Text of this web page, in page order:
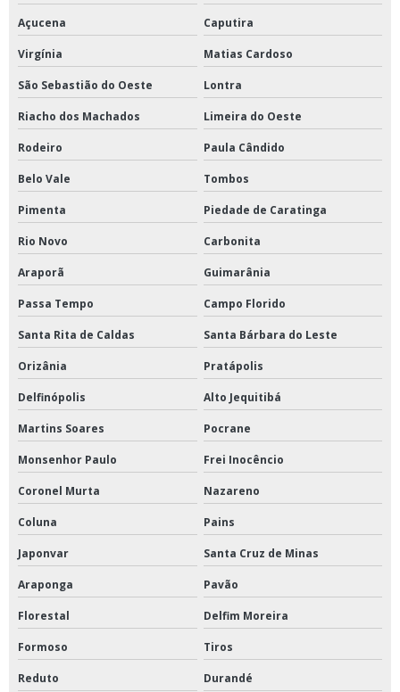
Açucena Caputira
Virgínia Matias Cardoso
São Sebastião do Oeste Lontra
Riacho dos Machados Limeira do Oeste
Rodeiro Paula Cândido
Belo Vale Tombos
Pimenta Piedade de Caratinga
Rio Novo Carbonita
Araporã Guimarânia
Passa Tempo Campo Florido
Santa Rita de Caldas Santa Bárbara do Leste
Orizânia Pratápolis
Delfinópolis Alto Jequitibá
Martins Soares Pocrane
Monsenhor Paulo Frei Inocêncio
Coronel Murta Nazareno
Coluna Pains
Japonvar Santa Cruz de Minas
Araponga Pavão
Florestal Delfim Moreira
Formoso Tiros
Reduto Durandé